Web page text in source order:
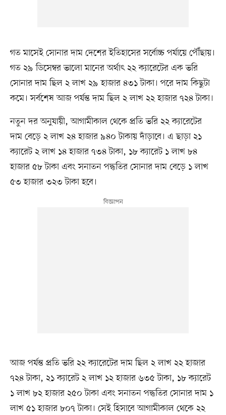
গত মাসেই সোনার দাম দেশের ইতিহাসের সর্বোচ্চ পর্যায়ে পৌঁছায়।
গত ২৯ ডিসেম্বর ভালো মানের অর্থাৎ ২২ ক্যারেটের এক ভরি
সোনার দাম ছিল ২ লাখ ২৯ হাজার ৪৩১ টাকা। পরে দাম কিছুটা
কমে। সর্বশেষ আজ পর্যন্ত দাম ছিল ২ লাখ ২২ হাজার ৭২৪ টাকা।
নতুন দর অনুযায়ী, আগামীকাল থেকে প্রতি ভরি ২২ ক্যারেটের
দাম বেড়ে ২ লাখ ২৪ হাজার ৯৪০ টাকায় দাঁড়াবে। এ ছাড়া ২১
ক্যারেট ২ লাখ ১৪ হাজার ৭৩৪ টাকা, ১৮ ক্যারেট ১ লাখ ৮৪
হাজার ৫৮ টাকা এবং সনাতন পদ্ধতির সোনার দাম বেড়ে ১ লাখ
৫৩ হাজার ৩২৩ টাকা হবে।
আজ পর্যন্ত প্রতি ভরি ২২ ক্যারেটের দাম ছিল ২ লাখ ২২ হাজার
৭২৪ টাকা, ২১ ক্যারেট ২ লাখ ১২ হাজার ৬৩৫ টাকা, ১৮ ক্যারেট
১ লাখ ৮২ হাজার ২৫০ টাকা এবং সনাতন পদ্ধতির সোনার দাম ১
লাখ ৫১ হাজার ৮০৭ টাকা। সেই হিসাবে আগামীকাল থেকে ২২